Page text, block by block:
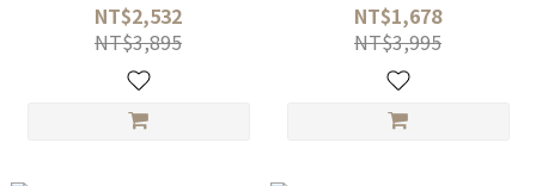
NT$2,532
NT$3,895
NT$1,678
NT$3,995